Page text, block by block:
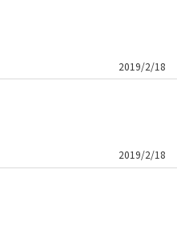
2019/2/18
2019/2/18